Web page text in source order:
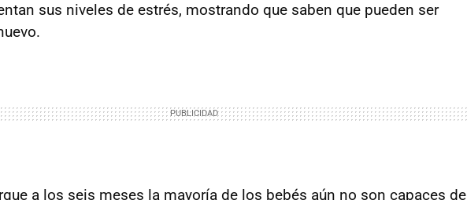
sus niveles de estrés, mostrando que saben que pueden ser
a los seis meses la mayoría de los bebés aún no son capaces de